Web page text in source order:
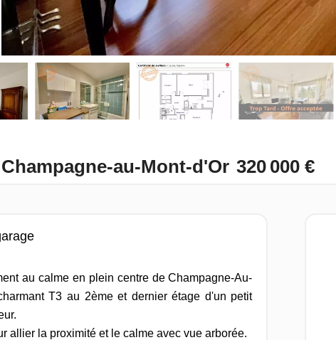
au-Mont-d'Or 320 000 €
au calme en plein centre de Champagne-Au-
T3 au 2ème et dernier étage d'un petit
allier la proximité et le calme avec vue arborée.